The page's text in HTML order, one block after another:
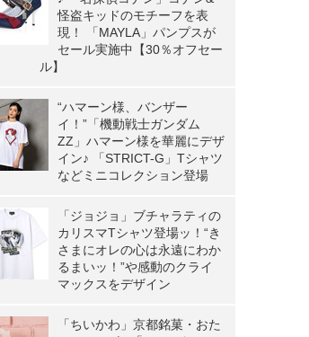
怪盗キッドのモチーフを表
現！ 「MAYLA」パンプスが
セール実施中【30％オフセー
ル】
“ハマーン様、バンザー
イ！”「機動戦士ガンダム
ZZ」ハマーン様を華麗にデザ
イン♪ 「STRICT-G」Tシャツ
などミニコレクション登場
「ジョジョ」ブチャラティの
カリスマTシャツ登場ッ！“き
さまにオレの心は永遠にわか
るまいッ！”や感動のクライ
マックスをデザイン
「ちいかわ」京都銘菓・おた